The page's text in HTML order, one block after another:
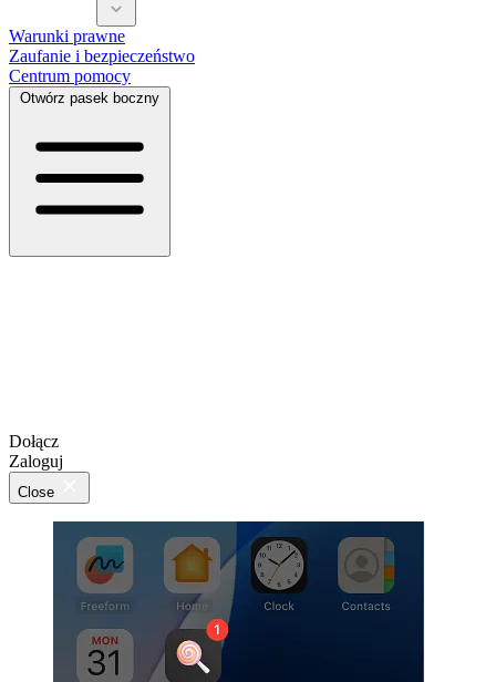
Warunki prawne
Zaufanie i bezpieczeństwo
Centrum pomocy
Otwórz pasek boczny
Dołącz
Zaloguj
Close